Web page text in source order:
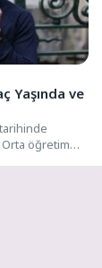
Yaşında ve
öğretim